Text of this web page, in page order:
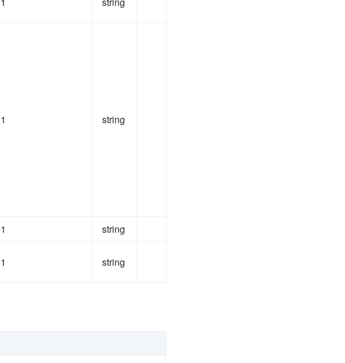
1 string
1 string
1 string